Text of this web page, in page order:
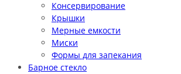
Консервирование
Крышки
Мерные емкости
Миски
Формы для запекания
Барное стекло